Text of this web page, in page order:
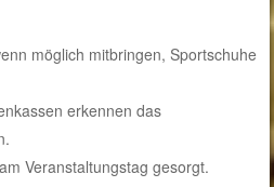
möglich mitbringen,Sportschuhe
erkennen das
Veranstaltungstag gesorgt.